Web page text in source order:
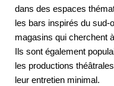
dans des espaces
les bars inspirés du sud-
magasins qui cherchent
Ils sont également
les productions
leur entretien minimal.